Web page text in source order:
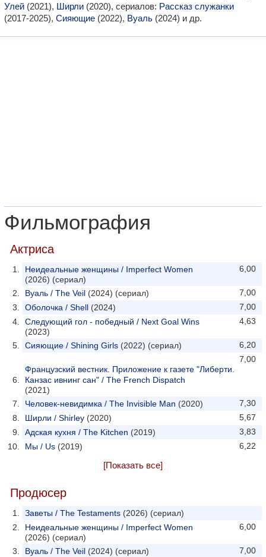
Улей (2021), Ширли (2020), сериалов: Рассказ служанки
(2017-2025), Сияющие (2022), Вуаль (2024) и др.
Фильмография
Актриса
6,00
Неидеальные женщины / Imperfect Women
(2026) (сериал)
7,00
Вуаль / The Veil (2024) (сериал)
7,00
Оболочка / Shell (2024)
4,63
Следующий гол - победный / Next Goal Wins
(2023)
6,20
Сияющие / Shining Girls (2022) (сериал)
7,00
Французский вестник. Приложение к газете "Либерти.
Канзас ивнинг сан" / The French Dispatch
(2021)
7,30
Человек-невидимка / The Invisible Man (2020)
5,67
Ширли / Shirley (2020)
3,83
Адская кухня / The Kitchen (2019)
6,22
Мы / Us (2019)
[Показать все]
Продюсер
Заветы / The Testaments (2026) (сериал)
6,00
Неидеальные женщины / Imperfect Women
(2026) (сериал)
7,00
Вуаль / The Veil (2024) (сериал)